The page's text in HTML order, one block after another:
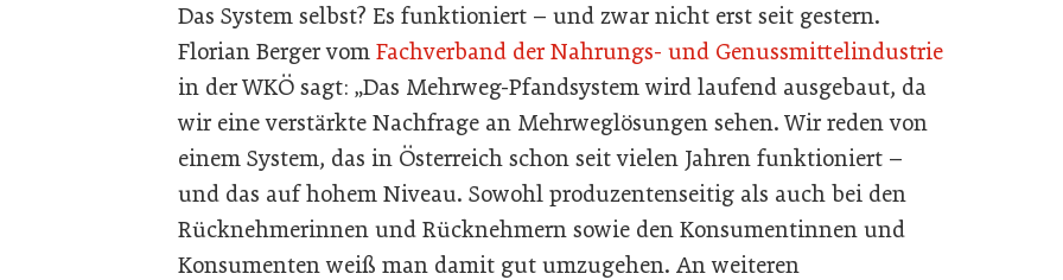
Das System selbst? Es funktioniert – und zwar nicht erst seit gestern.
Florian Berger vom Fachverband der Nahrungs- und Genussmittelindustrie
in der WKÖ sagt: „Das Mehrweg-Pfandsystem wird laufend ausgebaut, da
wir eine verstärkte Nachfrage an Mehrweglösungen sehen. Wir reden von
einem System, das in Österreich schon seit vielen Jahren funktioniert –
und das auf hohem Niveau. Sowohl produzentenseitig als auch bei den
Rücknehmerinnen und Rücknehmern sowie den Konsumentinnen und
Konsumenten weiß man damit gut umzugehen. An weiteren